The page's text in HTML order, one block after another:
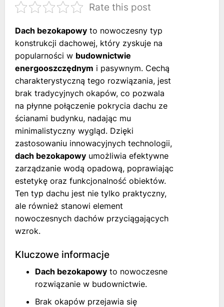
Rate this post
Dach bezokapowy to nowoczesny typ
konstrukcji dachowej, który zyskuje na
popularności w budownictwie
energooszczędnym i pasywnym. Cechą
charakterystyczną tego rozwiązania, jest
brak tradycyjnych okapów, co pozwala
na płynne połączenie pokrycia dachu ze
ścianami budynku, nadając mu
minimalistyczny wygląd. Dzięki
zastosowaniu innowacyjnych technologii,
dach bezokapowy umożliwia efektywne
zarządzanie wodą opadową, poprawiając
estetykę oraz funkcjonalność obiektów.
Ten typ dachu jest nie tylko praktyczny,
ale również stanowi element
nowoczesnych dachów przyciągających
wzrok.
Kluczowe informacje
Dach bezokapowy to nowoczesne
rozwiązanie w budownictwie.
Brak okapów przejawia się